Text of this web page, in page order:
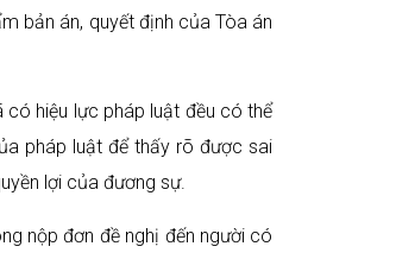
bản án, quyết định của Tòa án
có hiệu lực pháp luật đều có thể
pháp luật để thấy rõ được sai
lợi của đương sự.
nộp đơn đề nghị đến người có